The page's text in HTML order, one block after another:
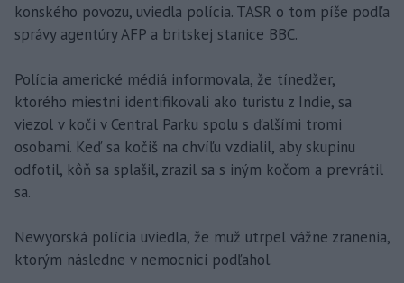
konského povozu, uviedla polícia. TASR o tom píše podľa
správy agentúry AFP a britskej stanice BBC.
Polícia americké médiá informovala, že tínedžer,
ktorého miestni identifikovali ako turistu z Indie, sa
viezol v koči v Central Parku spolu s ďalšími tromi
osobami. Keď sa kočiš na chvíľu vzdialil, aby skupinu
odfotil, kôň sa splašil, zrazil sa s iným kočom a prevrátil
sa.
Newyorská polícia uviedla, že muž utrpel vážne zranenia,
ktorým následne v nemocnici podľahol.